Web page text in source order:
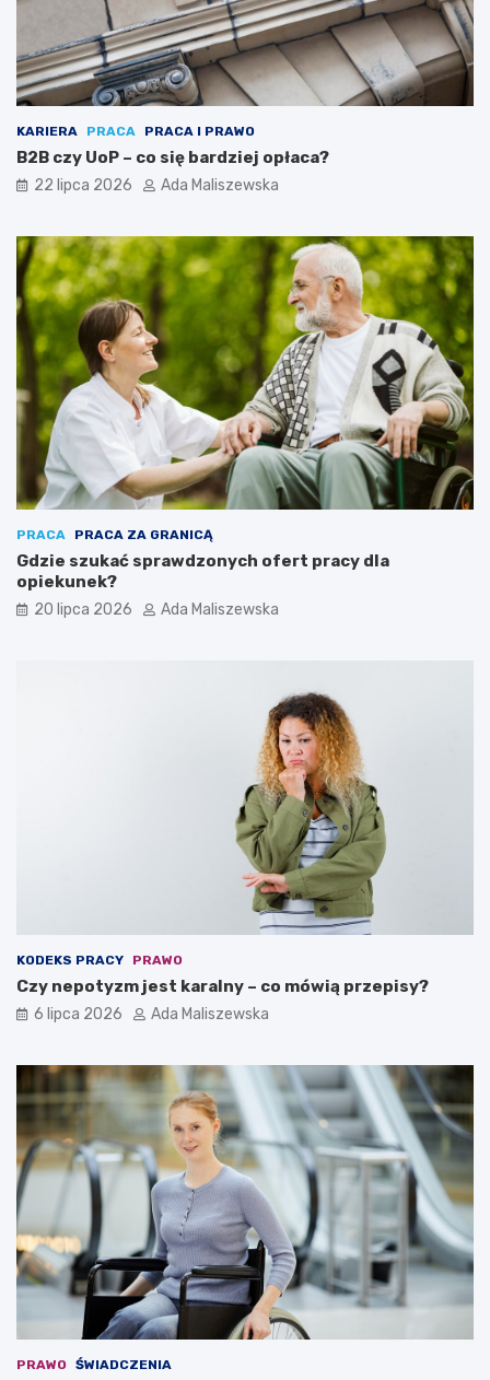
KARIERA PRACA PRACA I PRAWO
B2B czy UoP – co się bardziej opłaca?
22 lipca 2026 Ada Maliszewska
PRACA PRACA ZA GRANICĄ
Gdzie szukać sprawdzonych ofert pracy dla
opiekunek?
20 lipca 2026 Ada Maliszewska
KODEKS PRACY PRAWO
Czy nepotyzm jest karalny – co mówią przepisy?
6 lipca 2026 Ada Maliszewska
PRAWO ŚWIADCZENIA